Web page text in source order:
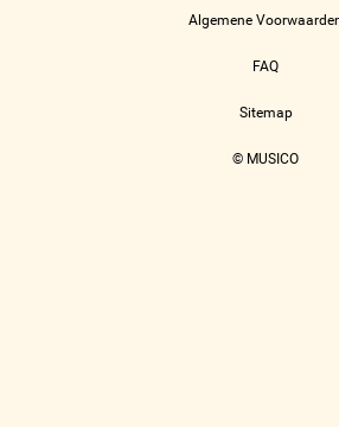
Algemene
FAQ
Sitemap
© MUSICO